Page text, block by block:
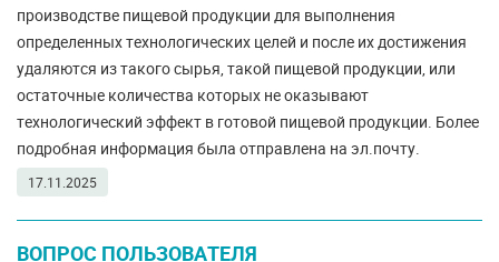
производстве пищевой продукции для выполнения
определенных технологических целей и после их достижения
удаляются из такого сырья, такой пищевой продукции, или
остаточные количества которых не оказывают
технологический эффект в готовой пищевой продукции. Более
подробная информация была отправлена на эл.почту.
17.11.2025
ВОПРОС ПОЛЬЗОВАТЕЛЯ